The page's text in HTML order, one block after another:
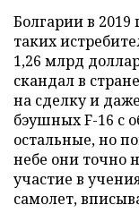
Болгарии в
таких
1,26 млрд
скандал в
на сделку и
бэушных F-16 с
остальные, но
небе они точно
участие в
самолет,